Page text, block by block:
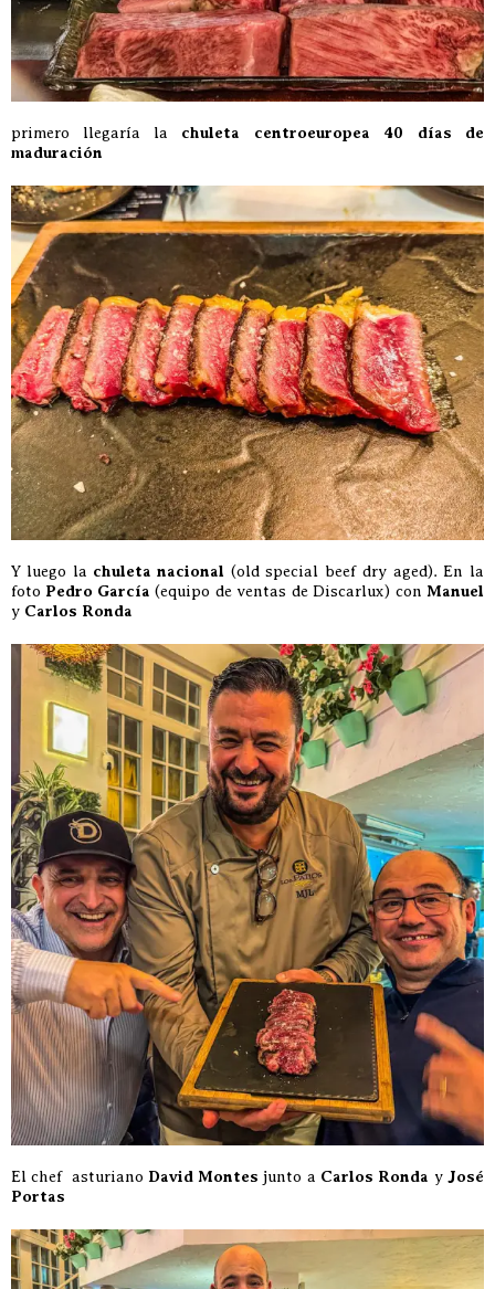
primero llegaría la chuleta centroeuropea 40 días de
maduración
Y luego la chuleta nacional (old special beef dry aged). En la
foto Pedro García (equipo de ventas de Discarlux) con Manuel
y Carlos Ronda
El chef asturiano David Montes junto a Carlos Ronda y José
Portas